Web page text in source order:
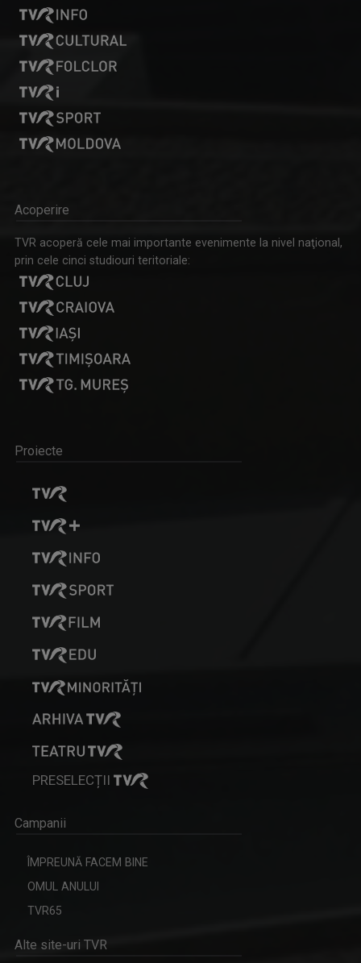
Acoperire
TVR acoperă cele mai importante evenimente la nivel naţional,
prin cele cinci studiouri teritoriale:
Proiecte
PRESELECȚII
Campanii
ÎMPREUNĂ FACEM BINE
OMUL ANULUI
TVR65
Alte site-uri TVR